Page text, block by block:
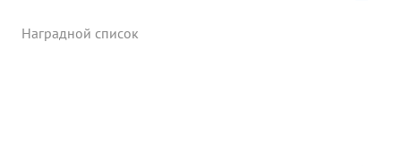
Наградной список